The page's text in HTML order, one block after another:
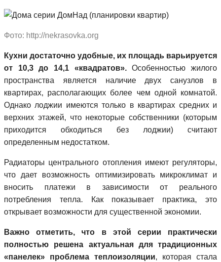
Фото: http://nekrasovka.org
Кухни достаточно удобные, их площадь варьируется
от 10,3 до 14,1 «квадратов».Особенностью жилого
пространства является наличие двух санузлов в
квартирах, располагающих более чем одной комнатой.
Однако лоджии имеются только в квартирах средних и
верхних этажей, что некоторые собственники (которым
приходится обходиться без лоджии) считают
определенным недостатком.
Радиаторы центрального отопления имеют регуляторы,
что дает возможность оптимизировать микроклимат и
вносить платежи в зависимости от реального
потребления тепла. Как показывает практика, это
открывает возможности для существенной экономии.
Важно отметить, что в этой серии практически
полностью решена актуальная для традиционных
«панелек» проблема теплоизоляции, которая стала